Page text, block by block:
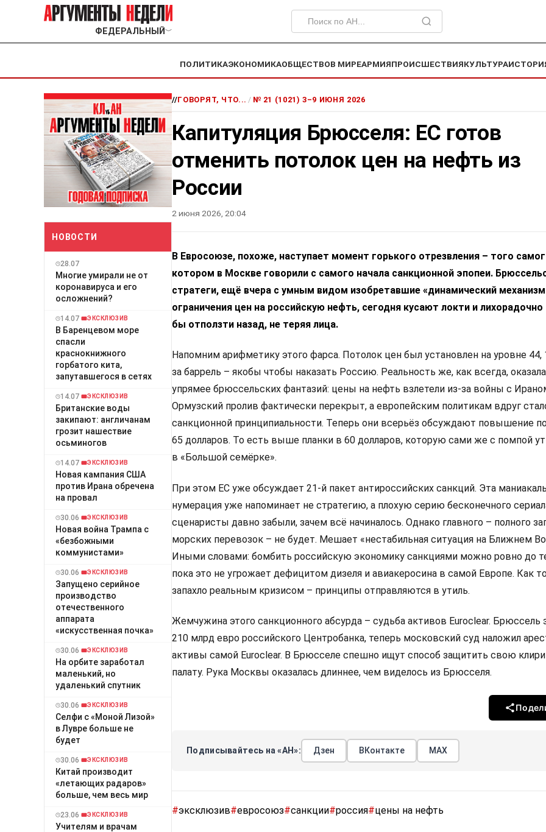
ФЕДЕРАЛЬНЫЙ ﹀
ПОЛИТИКАЭКОНОМИКАОБЩЕСТВОВ МИРЕАРМИЯПРОИСШЕСТВИЯКУЛЬТУРА
НОВОСТИ
28.07
Многие умирали не от
коронавируса и его
осложнений?
14.07 ЭКСКЛЮЗИВ
В Баренцевом море
спасли
краснокнижного
горбатого кита,
запутавшегося в сетях
14.07 ЭКСКЛЮЗИВ
Британские воды
закипают: англичанам
грозит нашествие
осьминогов
14.07 ЭКСКЛЮЗИВ
Новая кампания США
против Ирана обречена
на провал
30.06 ЭКСКЛЮЗИВ
Новая война Трампа с
«безбожными
коммунистами»
30.06 ЭКСКЛЮЗИВ
Запущено серийное
производство
отечественного
аппарата
«искусственная почка»
30.06 ЭКСКЛЮЗИВ
На орбите заработал
маленький, но
удаленький спутник
30.06 ЭКСКЛЮЗИВ
Селфи с «Моной Лизой»
в Лувре больше не
будет
30.06 ЭКСКЛЮЗИВ
Китай производит
«летающих радаров»
больше, чем весь мир
23.06 ЭКСКЛЮЗИВ
Учителям и врачам
//ГОВОРЯТ, ЧТО... / № 21 (1021) 3–9 ИЮНЯ 2026
Капитуляция Брюсселя: ЕС готов
отменить потолок цен на нефть из
России
2 июня 2026, 20:04
В Евросоюзе, похоже, наступает момент горького отрезвления – того
котором в Москве говорили с самого начала санкционной эпопеи.
стратеги, ещё вчера с умным видом изобретавшие «динамический
ограничения цен на российскую нефть, сегодня кусают локти и
бы отползти назад, не теряя лица.
Напомним арифметику этого фарса. Потолок цен был установлен на уровне 44,
за баррель – якобы чтобы наказать Россию. Реальность же, как всегда,
упрямее брюссельских фантазий: цены на нефть взлетели из-за войны с
Ормузский пролив фактически перекрыт, а европейским политикам вдруг
санкционной принципиальности. Теперь они всерьёз обсуждают повышение
65 долларов. То есть выше планки в 60 долларов, которую сами же с помпой
в «Большой семёрке».
При этом ЕС уже обсуждает 21-й пакет антироссийских санкций. Эта
нумерация уже напоминает не стратегию, а плохую серию бесконечного
сценаристы давно забыли, зачем всё начиналось. Однако главного – полного
морских перевозок – не будет. Мешает «нестабильная ситуация на Ближнем
Иными словами: бомбить российскую экономику санкциями можно ровно до
пока это не угрожает дефицитом дизеля и авиакеросина в самой Европе. Как
запахло реальным кризисом – принципы отправляются в утиль.
Жемчужина этого санкционного абсурда – судьба активов Euroclear. Брюссель
210 млрд евро российского Центробанка, теперь московский суд наложил
активы самой Euroclear. В Брюсселе спешно ищут способ защитить свою
палату. Рука Москвы оказалась длиннее, чем виделось из Брюсселя.
Подписывайтесь на «АН»: Дзен ВКонтакте МАХ
#эксклюзив#евросоюз#санкции#россия#цены на нефть